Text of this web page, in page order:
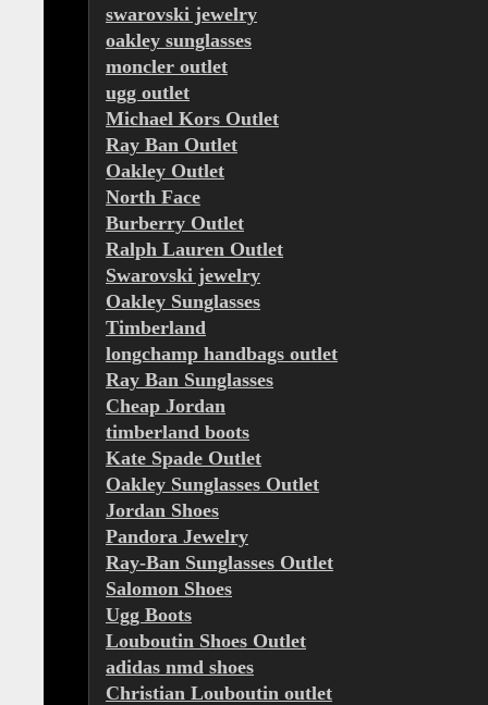
swarovski jewelry
oakley sunglasses
moncler outlet
ugg outlet
Michael Kors Outlet
Ray Ban Outlet
Oakley Outlet
North Face
Burberry Outlet
Ralph Lauren Outlet
Swarovski jewelry
Oakley Sunglasses
Timberland
longchamp handbags outlet
Ray Ban Sunglasses
Cheap Jordan
timberland boots
Kate Spade Outlet
Oakley Sunglasses Outlet
Jordan Shoes
Pandora Jewelry
Ray-Ban Sunglasses Outlet
Salomon Shoes
Ugg Boots
Louboutin Shoes Outlet
adidas nmd shoes
Christian Louboutin outlet